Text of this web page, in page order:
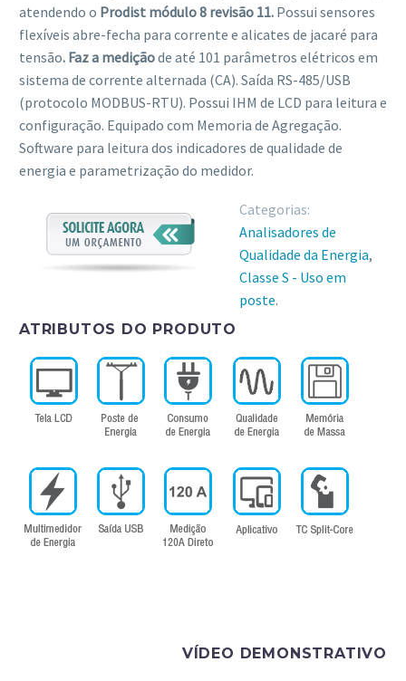
atendendo o Prodist módulo 8 revisão 11. Possui sensores
flexíveis abre-fecha para corrente e alicates de jacaré para
tensão. Faz a mediçãode até 101 parâmetros elétricos em
sistema de corrente alternada (CA). Saída RS-485/USB
(protocolo MODBUS-RTU). Possui IHM de LCD para leitura e
configuração. Equipado com Memoria de Agregação.
Software para leitura dos indicadores de qualidade de
energia e parametrização do medidor.
Categorias:
Analisadores de
Qualidade da Energia,
Classe S - Uso em
poste.
ATRIBUTOS DO PRODUTO
VÍDEO DEMONSTRATIVO